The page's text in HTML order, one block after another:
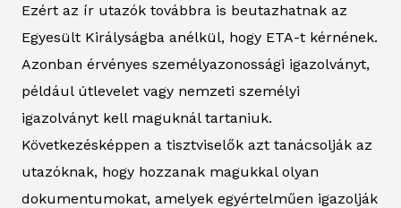
Ezért az ír utazók továbbra is beutazhatnak az
Egyesült Királyságba anélkül, hogy ETA-t kérnének.
Azonban érvényes személyazonossági igazolványt,
például útlevelet vagy nemzeti személyi
igazolványt kell maguknál tartaniuk.
Következésképpen a tisztviselők azt tanácsolják az
utazóknak, hogy hozzanak magukkal olyan
dokumentumokat, amelyek egyértelműen igazolják